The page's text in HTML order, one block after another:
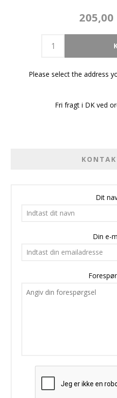
205,00
Please select the address
Fri fragt i DK ved
Dit
Din e-